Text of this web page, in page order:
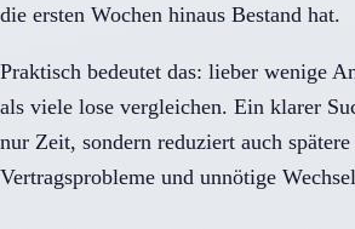
die ersten Wochen hinaus Bestand hat.
Praktisch bedeutet das: lieber wenige
als viele lose vergleichen. Ein klarer
nur Zeit, sondern reduziert auch
Vertragsprobleme und unnötige